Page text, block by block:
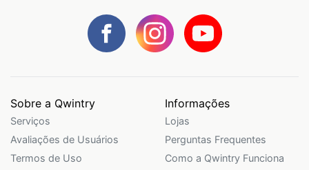
Sobre a Qwintry
Serviços
Avaliações de Usuários
Termos de Uso
Informações
Lojas
Perguntas Frequentes
Como a Qwintry Funciona